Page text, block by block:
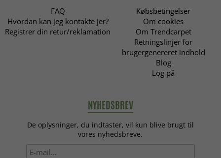
FAQ
Hvordan kan jeg kontakte jer?
Registrer din retur/reklamation
Købsbetingelser
Om cookies
Om Trendcarpet
Retningslinjer for
brugergenereret indhold
Blog
Log på
NYHEDSBREV
De oplysninger, du indtaster, vil kun blive brugt til
vores nyhedsbreve.